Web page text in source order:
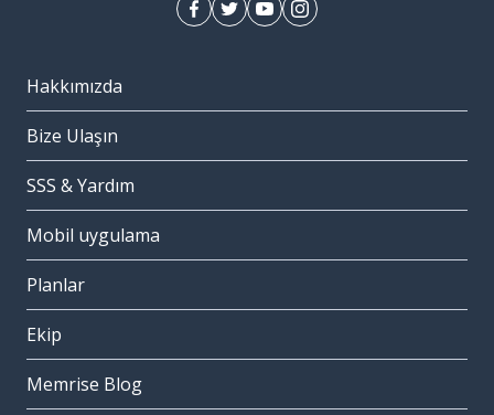
Hakkımızda
Bize Ulaşın
SSS & Yardım
Mobil uygulama
Planlar
Ekip
Memrise Blog